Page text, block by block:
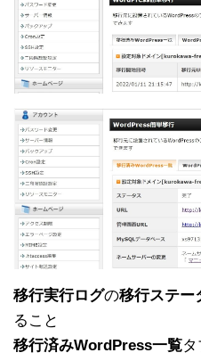
移行実行ログの移行ステー
ること
移行済みWordPress一覧